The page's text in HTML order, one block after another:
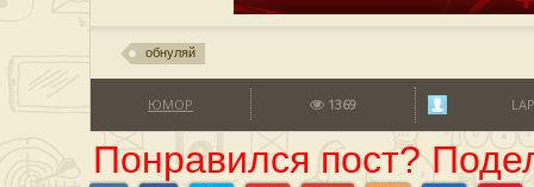
обнуляй
ЮМОР 1369
Понравился пост?